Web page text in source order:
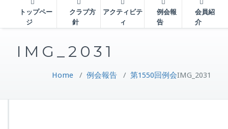
トップペー
ジ
クラブ方
針
アクティビテ
ィ
例会報
告
会員紹
介
IMG_2031
Home / 例会報告 / 第1550回例会IMG_2031